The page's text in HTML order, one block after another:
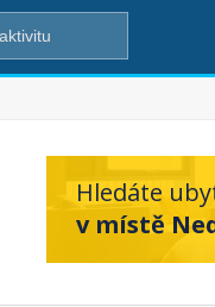
Hledáte
v místě